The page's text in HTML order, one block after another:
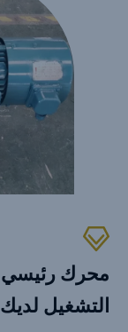
محرك رئيسي
التشغيل لديك